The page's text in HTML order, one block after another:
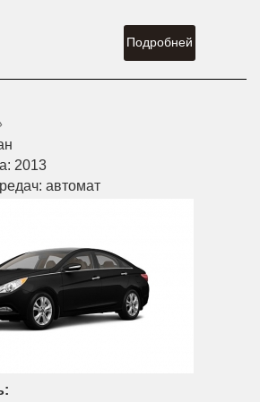
Подробней
2013
автомат